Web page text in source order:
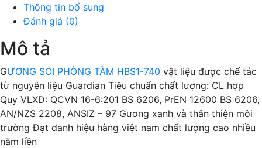
50x70cm
lượng
Thông tin bổ sung
Đánh giá (0)
Mô tả
GƯƠNG SOI PHÒNG TẮM HBS1-740 vật liệu được chế tác
từ nguyên liệu Guardian Tiêu chuẩn chất lượng: CL hợp
Quy VLXD: QCVN 16-6:201 BS 6206, PrEN 12600 BS 6206,
AN/NZS 2208, ANSIZ – 97 Gương xanh và thân thiện môi
trường Đạt danh hiệu hàng việt nam chất lượng cao nhiều
năm liền